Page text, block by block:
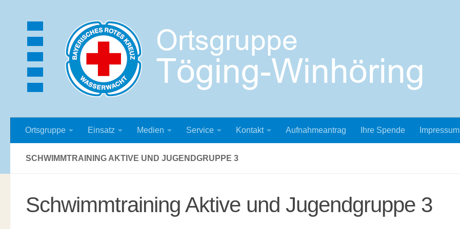
Ortsgruppe Einsatz Medien Service Kontakt Aufnahmeantrag Ihre Spende Impressum
SCHWIMMTRAINING AKTIVE UND JUGENDGRUPPE 3
Schwimmtraining Aktive und Jugendgruppe 3